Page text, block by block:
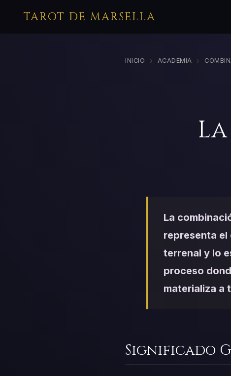
TAROT DE MARSELLA
INICIO › ACADEMIA ›
La
representa
terrenal y lo
proceso
materializa a
Significado